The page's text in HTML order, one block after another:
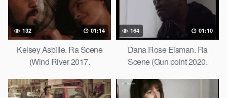
132 01:14
Kelsey Asbille. Ra Scene
(Wind River 2017.
164 01:10
Dana Rose Eisman. Ra
Scene (Gun point 2020.